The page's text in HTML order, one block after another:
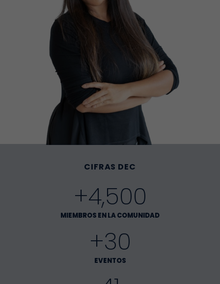
CIFRAS DEC
+4,500
MIEMBROS EN LA COMUNIDAD
+30
EVENTOS